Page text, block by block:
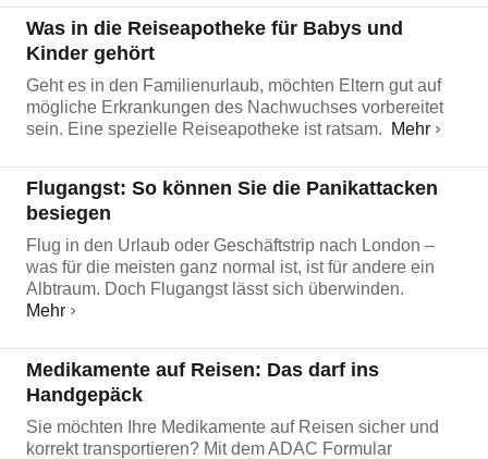
Was in die Reiseapotheke für Babys und
Kinder gehört
Geht es in den Familienurlaub, möchten Eltern gut auf
mögliche Erkrankungen des Nachwuchses vorbereitet
sein. Eine spezielle Reiseapotheke ist ratsam.
Mehr
Flugangst: So können Sie die Panikattacken
besiegen
Flug in den Urlaub oder Geschäftstrip nach London –
was für die meisten ganz normal ist, ist für andere ein
Albtraum. Doch Flugangst lässt sich überwinden.
Mehr
Medikamente auf Reisen: Das darf ins
Handgepäck
Sie möchten Ihre Medikamente auf Reisen sicher und
korrekt transportieren? Mit dem ADAC Formular